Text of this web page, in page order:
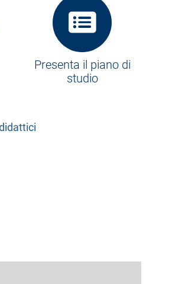
Presenta il piano di
studio